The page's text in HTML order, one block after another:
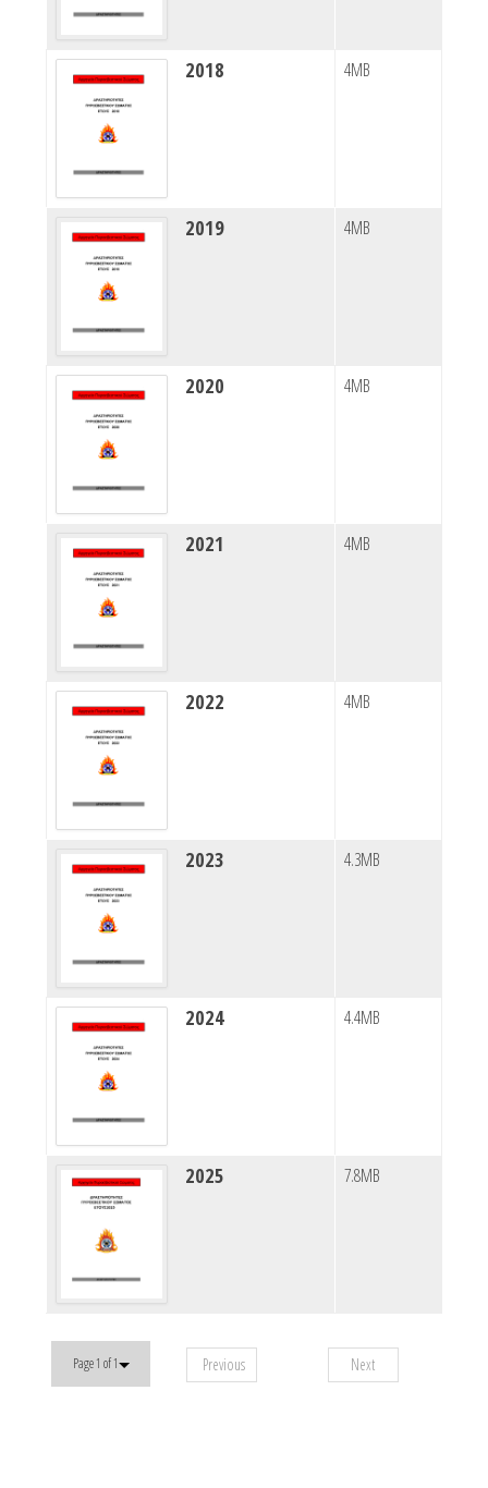
2018 4MB
2019 4MB
2020 4MB
2021 4MB
2022 4MB
2023 4.3MB
2024 4.4MB
2025 7.8MB
Page 1 of 1 Previous Next